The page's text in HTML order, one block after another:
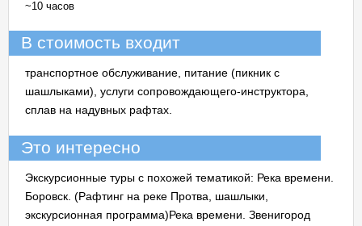
~10 часов
В стоимость входит
транспортное обслуживание, питание (пикник с
шашлыками), услуги сопровождающего-инструктора,
сплав на надувных рафтах.
Это интересно
Экскурсионные туры с похожей тематикой: Река времени.
Боровск. (Рафтинг на реке Протва, шашлыки,
экскурсионная программа)Река времени. Звенигород